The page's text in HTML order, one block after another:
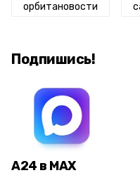
орбитановости
Подпишись!
А24 в MAX